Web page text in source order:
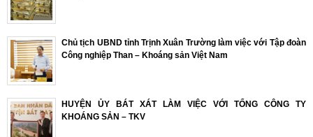
Chủ tịch UBND tỉnh Trịnh Xuân Trường làm việc với Tập đoàn
Công nghiệp Than – Khoáng sản Việt Nam
HUYỆN ỦY BÁT XÁT LÀM VIỆC VỚI TỔNG CÔNG TY
KHOÁNG SẢN – TKV